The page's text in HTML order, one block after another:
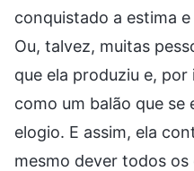
conquistado a estima
Ou, talvez, muitas
que ela produziu e, por
como um balão que se
elogio. E assim, ela
mesmo dever todos